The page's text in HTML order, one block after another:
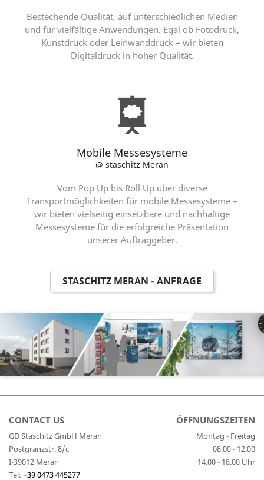
Bestechende Qualität, auf unterschiedlichen Medien
und für vielfältige Anwendungen. Egal ob Fotodruck,
Kunstdruck oder Leinwanddruck – wir bieten
Digitaldruck in hoher Qualität.
Mobile Messesysteme
@ staschitz Meran
Vom Pop Up bis Roll Up über diverse
Transportmöglichkeiten für mobile Messesysteme –
wir bieten vielseitig einsetzbare und nachhaltige
Messesysteme für die erfolgreiche Präsentation
unserer Auftraggeber.
STASCHITZ MERAN - ANFRAGE
CONTACT US
GD Staschitz GmbH Meran
Postgranzstr. 8/c
I-39012 Meran
Tel: +39 0473 445277
ÖFFNUNGSZEITEN
Montag - Freitag
08.00 - 12.00
14.00 - 18.00 Uhr